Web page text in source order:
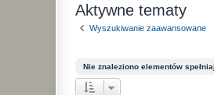
Aktywne tematy
Wyszukiwanie zaawansowane
Nie znaleziono elementów